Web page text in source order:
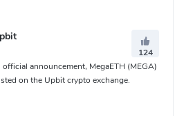
124
announcement, MegaETH (MEGA)
on the Upbit crypto exchange.